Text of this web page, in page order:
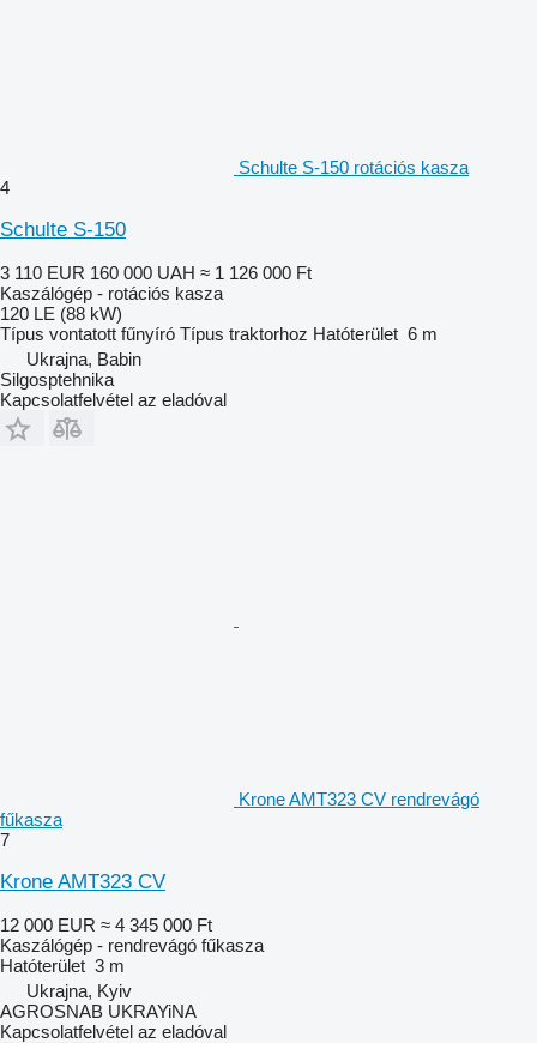
Schulte S-150 rotációs kasza
4
Schulte S-150
3 110 EUR 160 000 UAH ≈ 1 126 000 Ft
Kaszálógép - rotációs kasza
120 LE (88 kW)
Típus vontatott fűnyíró Típus traktorhoz Hatóterület 6 m
Ukrajna, Babin
Silgosptehnika
Kapcsolatfelvétel az eladóval
Krone AMT323 CV rendrevágó
fűkasza
7
Krone AMT323 CV
12 000 EUR ≈ 4 345 000 Ft
Kaszálógép - rendrevágó fűkasza
Hatóterület 3 m
Ukrajna, Kyiv
AGROSNAB UKRAYiNA
Kapcsolatfelvétel az eladóval